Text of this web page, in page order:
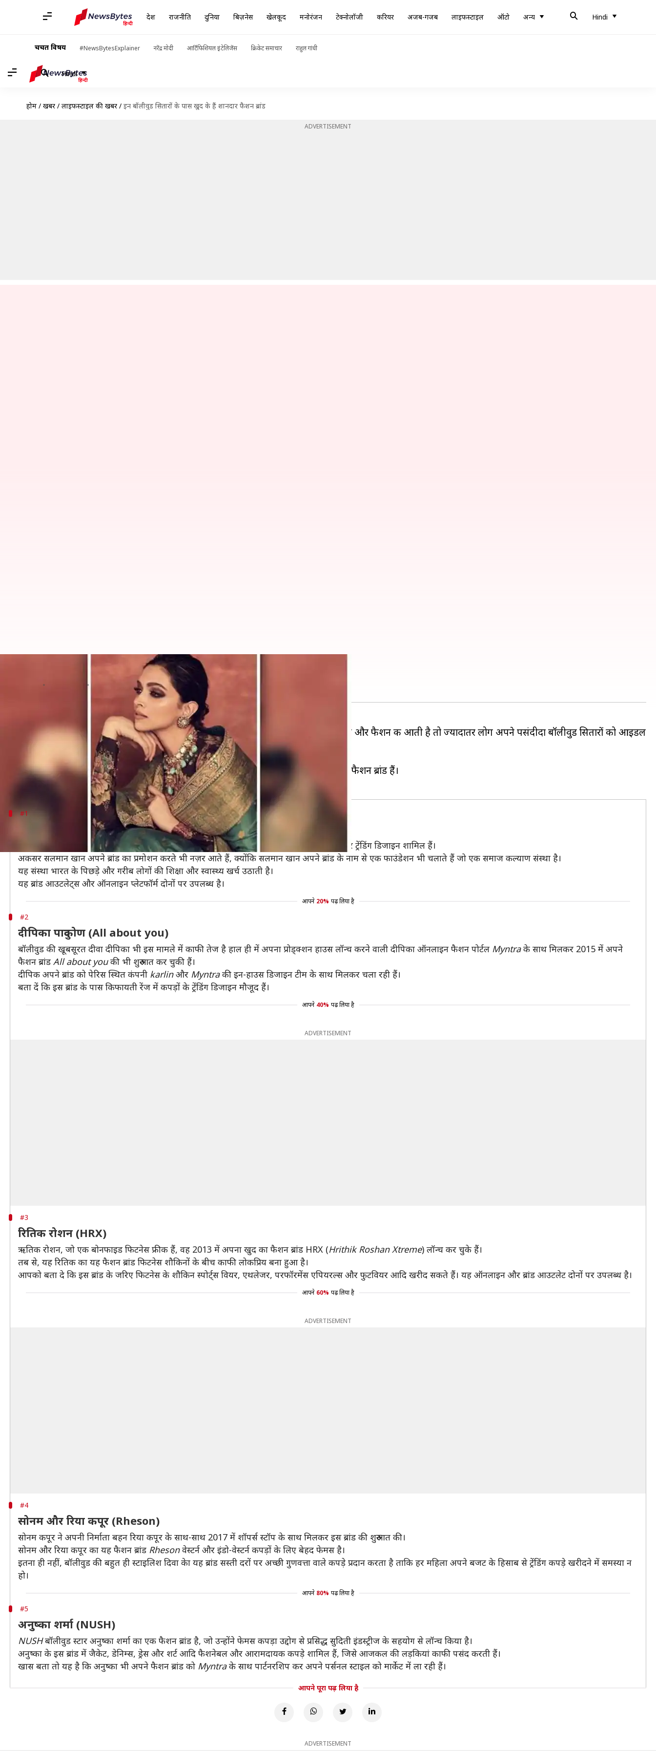
देश राजनीति दुनिया बिज़नेस खेलकूद मनोरंजन टेक्नोलॉजी करियर अजब-गजब लाइफस्टाइल ऑटो अन्य Hindi
चर्चित विषय #NewsBytesExplainer नरेंद्र मोदी आर्टिफिशियल इंटेलिजेंस क्रिकेट समाचार राहुल गांधी
Hindi
होम / खबरें / लाइफस्टाइल की खबरें / इन बॉलीवुड सितारों के पास खुद के हैं शानदार फैशन ब्रांड
ADVERTISEMENT
इन बॉलीवुड सितारों के पास खुद के हैं शानदार फैशन ब्रांड
बॉलीवुड के सितारे अपने फैशन को लेकर काफी चर्चा में रहते है, शायद इसी वजह से बात जब स्टाइल और फैशन की आती है तो ज्यादातर लोग अपने पसंदीदा बॉलीवुड सितारों को आइडल
मान लेते हैं।
सही शब्दों में कहा जाए तो सेलेब्रिटीज जो भी पहन लेते हैं वह एक फैशन ट्रेंड बन जाता है।
इसलिए आज हम आपको उन बॉलीवुड सितारों के बारे में बताने जा रहे हैं, जिनके पास अपने खुद के फैशन ब्रांड हैं।
#1
सलमान खान (Being human)
साल 2007 से शुरु हुआ सलमान खान का यह ब्रांड काफी प्रसिद्ध है, जिसमें कई प्रकार के फेबरिक कपड़े और ट्रेंडिंग डिजाइन शामिल हैं।
अकसर सलमान खान अपने ब्रांड का प्रमोशन करते भी नज़र आते हैं, क्योंकि सलमान खान अपने ब्रांड के नाम से एक फाउंडेशन भी चलाते हैं जो एक समाज कल्याण संस्था है।
यह संस्था भारत के पिछड़े और गरीब लोगों की शिक्षा और स्वास्थ्य खर्च उठाती है।
यह ब्रांड आउटलेट्स और ऑनलाइन प्लेटफॉर्म दोनों पर उपलब्ध है।
आपने 20% पढ़ लिया है
#2
दीपिका पादुकोण (All about you)
बॉलीवुड की खूबसूरत दीवा दीपिका भी इस मामले में काफी तेज है हाल ही में अपना प्रोड्क्शन हाउस लॉन्च करने वाली दीपिका ऑनलाइन फैशन पोर्टल Myntraके साथ मिलकर 2015 में अपने
फैशन ब्रांड All about youकी भी शुरुआत कर चुकी हैं।
दीपिक अपने ब्रांड को पेरिस स्थित कंपनी karlinऔर Myntraकी इन-हाउस डिजाइन टीम के साथ मिलकर चला रही हैं।
बता दें कि इस ब्रांड के पास किफायती रेंज में कपड़ों के ट्रेंडिंग डिजाइन मौजूद हैं।
आपने 40% पढ़ लिया है
ADVERTISEMENT
#3
रितिक रोशन (HRX)
ऋतिक रोशन, जो एक बोनफाइड फिटनेस फ्रीक हैं, वह 2013 में अपना खुद का फैशन ब्रांड HRX (Hrithik Roshan Xtreme) लॉन्च कर चुके हैं।
तब से, यह रितिक का यह फैशन ब्रांड फिटनेस शौकिनों के बीच काफी लोकप्रिय बना हुआ है।
आपको बता दे कि इस ब्रांड के जरिए फिटनेस के शौकिन स्पोर्ट्स वियर, एथलेजर, परफॉरमेंस एपियरल्स और फुटवियर आदि खरीद सकते हैं। यह ऑनलाइन और ब्रांड आउटलेट दोनों पर उपलब्ध है।
आपने 60% पढ़ लिया है
ADVERTISEMENT
#4
सोनम और रिया कपूर (Rheson)
सोनम कपूर ने अपनी निर्माता बहन रिया कपूर के साथ-साथ 2017 में शॉपर्स स्टॉप के साथ मिलकर इस ब्रांड की शुरुआत की।
सोनम और रिया कपूर का यह फैशन ब्रांड Rhesonवेस्टर्न और इंडो-वेस्टर्न कपड़ों के लिए बेहद फेमस है।
इतना ही नहीं, बॉलीवुड की बहुत ही स्टाइलिश दिवा केा यह ब्रांड सस्ती दरों पर अच्छी गुणवत्ता वाले कपड़े प्रदान करता है ताकि हर महिला अपने बजट के हिसाब से ट्रेंडिंग कपड़े खरीदने में समस्या न
हो।
आपने 80% पढ़ लिया है
#5
अनुष्का शर्मा (NUSH)
NUSHबॉलीवुड स्टार अनुष्का शर्मा का एक फैशन ब्रांड है, जो उन्होंने फेमस कपड़ा उद्दोग से प्रसिद्ध सुदिती इंडस्ट्रीज के सहयोग से लॉन्च किया है।
अनुष्का के इस ब्रांड में जैकेट, डेनिम्स, ड्रेस और शर्ट आदि फैशनेबल और आरामदायक कपड़े शामिल हैं, जिसे आजकल की लड़कियां काफी पसंद करती हैं।
खास बता तो यह है कि अनुष्का भी अपने फैशन ब्रांड को Myntraके साथ पार्टनरशिप कर अपने पर्सनल स्टाइल को मार्केट में ला रही हैं।
आपने पूरा पढ़ लिया है
ADVERTISEMENT